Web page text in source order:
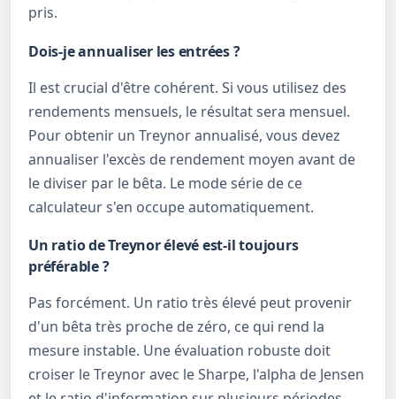
pris.
Dois-je annualiser les entrées ?
Il est crucial d'être cohérent. Si vous utilisez des
rendements mensuels, le résultat sera mensuel.
Pour obtenir un Treynor annualisé, vous devez
annualiser l'excès de rendement moyen avant de
le diviser par le bêta. Le mode série de ce
calculateur s'en occupe automatiquement.
Un ratio de Treynor élevé est-il toujours
préférable ?
Pas forcément. Un ratio très élevé peut provenir
d'un bêta très proche de zéro, ce qui rend la
mesure instable. Une évaluation robuste doit
croiser le Treynor avec le Sharpe, l'alpha de Jensen